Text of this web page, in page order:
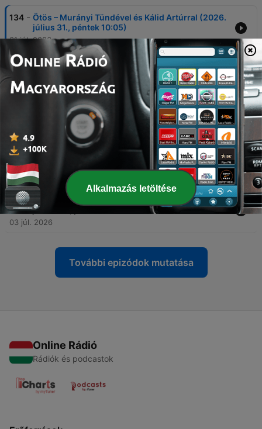
134 - Ötös – Murányi Tündével és Kálid Artúrral (2026.
július 31., péntek 10:05)
31 júl. 2026
133 - Ötös – Murányi Tündével és Kálid Artúrral (2026.
24 júl. 2026
Ötös – Murányi Tündével és Kálid Artúrral (2026.
július 17., péntek 10:05)
17 júl. 2026
131 - Ötös – Murányi Tündével és Kálid Artúrral (2026.
július 10., péntek 10:05)
10 júl. 2026
130 - Ötös – Murányi Tündével és Kálid Artúrral (2026.
július 03., péntek 10:05)
03 júl. 2026
További epizódok mutatása
Online Rádió
Rádiók és podcastok
Alkalmazás letöltése